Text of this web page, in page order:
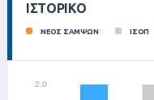
ΙΣΤΟΡΙΚΌ
ΝΕΟΣ ΣΑΜΨΩΝ ΙΣΟΠ